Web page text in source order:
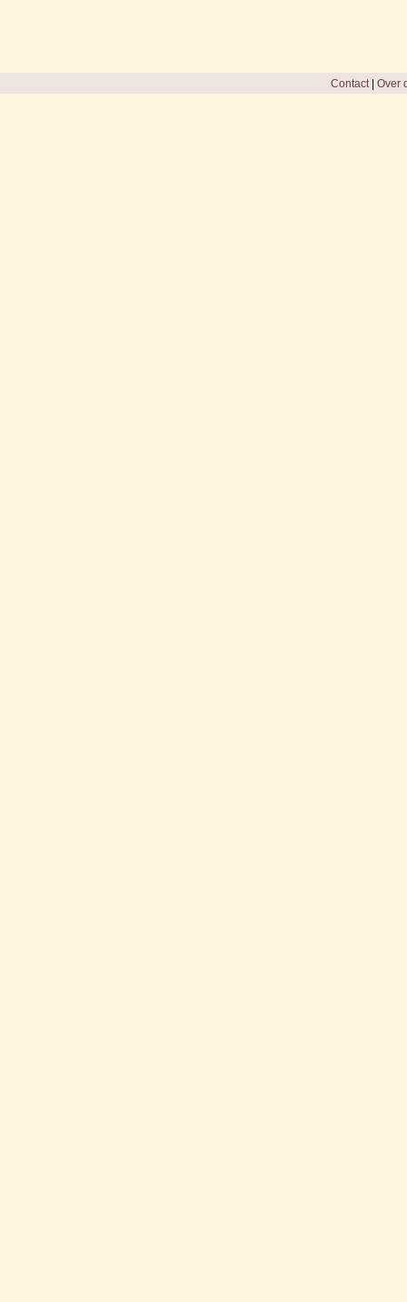
Contact| Over